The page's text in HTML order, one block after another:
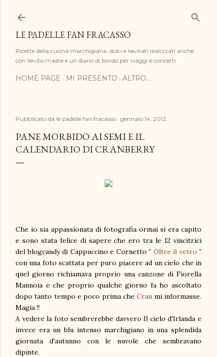
LE PADELLE FAN FRACASSO
Ricette della cucina marchigiana, dolci e lievitati realizzati anche
con lievito madre e un diario di bordo per viaggi e concerti
HOME PAGE MI PRESENTO ALTRO…
Pubblicato da le padelle fan fracasso gennaio 14, 2012
PANE MORBIDO AI SEMI E IL
CALENDARIO DI CRANBERRY
Che io sia appassionata di fotografia ormai si era capito
e sono stata felice di sapere che ero tra le 12 vincitrici
del blogcandy di Cappuccino e Cornetto " Oltre il vetro "
con una foto scattata per puro piacere ad un cielo che in
quel giorno richiamava proprio una canzone di Fiorella
Mannoia e che proprio qualche giorno fa ho ascoltato
dopo tanto tempo e poco prima che Cran mi informasse.
Magia !!
A vedere la foto sembrerebbe davvero Il cielo d'Irlanda e
invece era un blu intenso marchigiano in una splendida
giornata d'autunno con le nuvole che sembravano
dipinte.